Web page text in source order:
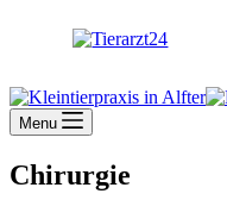
Menu
Chirurgie